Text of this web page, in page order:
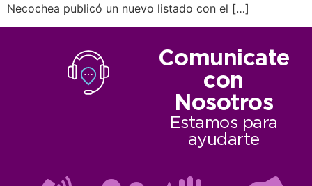
Necochea publicó un nuevo listado con el […]
Comunicate
con
Nosotros
Estamos para
ayudarte